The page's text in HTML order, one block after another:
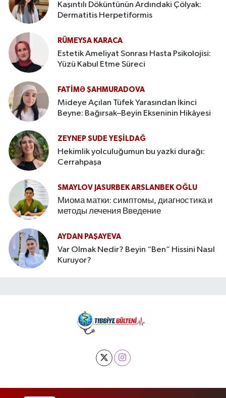
Kaşıntılı Döküntünün Ardındaki Çölyak:
Dermatitis Herpetiformis
RÜMEYSA KARACA
Estetik Ameliyat Sonrası Hasta Psikolojisi:
Yüzü Kabul Etme Süreci
FATIMƏ ŞAHMURADOVA
Mideye Açılan Tüfek Yarasından İkinci
Beyne: Bağırsak–Beyin Ekseninin Hikâyesi
ZEYNEP SUDE YEŞİLDAĞ
Hekimlik yolculuğumun bu yazki durağı:
Cerrahpaşa
SMAYLOV JASURBEK ARSLANBEK OĞLU
Миома матки: симптомы, диагностика и
методы лечения Введение
AYDAN PAŞAYEVA
Var Olmak Nedir? Beyin “Ben” Hissini Nasıl
Kuruyor?